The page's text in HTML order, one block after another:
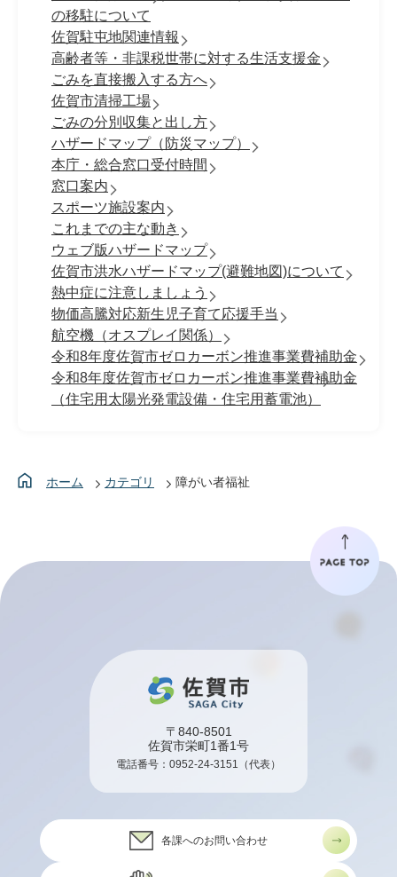
の移駐について
佐賀駐屯地関連情報
高齢者等・非課税世帯に対する生活支援金
ごみを直接搬入する方へ
佐賀市清掃工場
ごみの分別収集と出し方
ハザードマップ（防災マップ）
本庁・総合窓口受付時間
窓口案内
スポーツ施設案内
これまでの主な動き
ウェブ版ハザードマップ
佐賀市洪水ハザードマップ(避難地図)について
熱中症に注意しましょう
物価高騰対応新生児子育て応援手当
航空機（オスプレイ関係）
令和8年度佐賀市ゼロカーボン推進事業費補助金
令和8年度佐賀市ゼロカーボン推進事業費補助金
（住宅用太陽光発電設備・住宅用蓄電池）
ホーム カテゴリ 障がい者福祉
〒840-8501
佐賀市栄町1番1号
電話番号： 0952-24-3151 （代表）
各課へのお問い合わせ